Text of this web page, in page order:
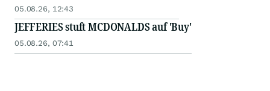
05.08.26, 12:43
JEFFERIES stuft MCDONALDS auf 'Buy'
05.08.26, 07:41